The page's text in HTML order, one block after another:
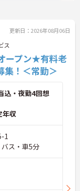
いま
個別
学習
変時
ため
で相談
実に
生し
行う
更新日：2026年08月06日
ス
ープン★有料老
集！＜常勤＞
込・夜勤4回想
収
1
ス・車5分